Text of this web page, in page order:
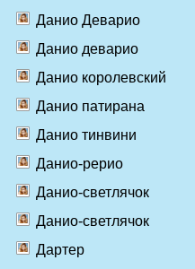
Данио Деварио
Данио деварио
Данио королевский
Данио патирана
Данио тинвини
Данио-рерио
Данио-светлячок
Данио-светлячок
Дартер